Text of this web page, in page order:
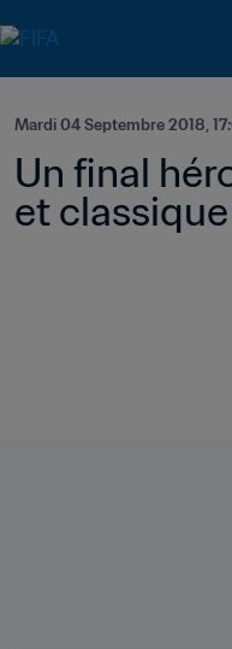
Mardi 04 Septembre 2018,
Un final
et classique